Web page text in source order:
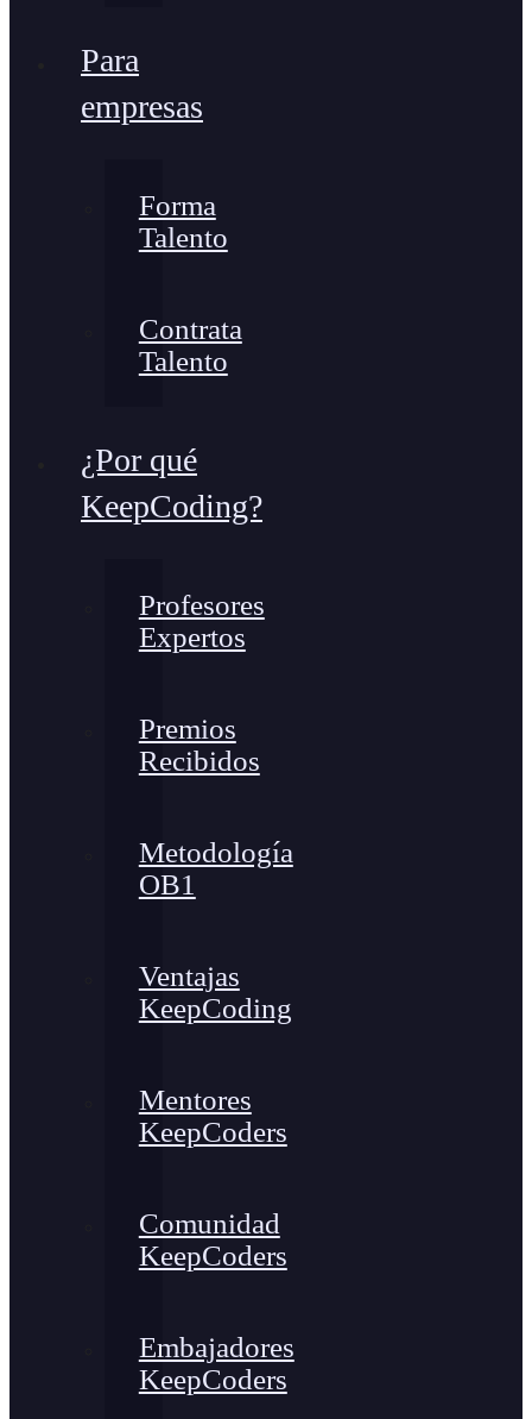
Para
empresas
Forma
Talento
Contrata
Talento
¿Por qué
KeepCoding?
Profesores
Expertos
Premios
Recibidos
Metodología
OB1
Ventajas
KeepCoding
Mentores
KeepCoders
Comunidad
KeepCoders
Embajadores
KeepCoders